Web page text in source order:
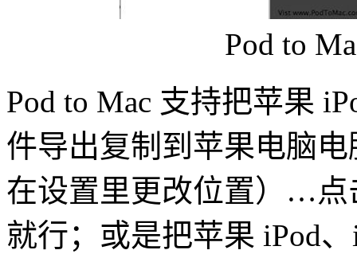
Pod to
Pod to Mac 支持把苹果
件导出复制到苹果电脑
在设置里更改位置）…点
就行；或是把苹果 iPod